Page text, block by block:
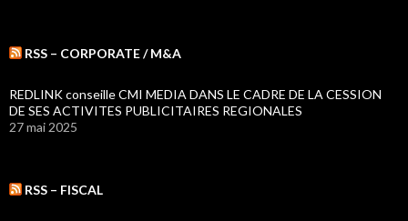
RSS – CORPORATE / M&A
REDLINK conseille CMI MEDIA DANS LE CADRE DE LA CESSION
DE SES ACTIVITES PUBLICITAIRES REGIONALES
27 mai 2025
RSS – FISCAL